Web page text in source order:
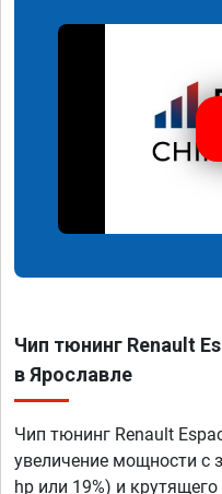
Чип тюнинг Renault
в Ярославле
Чип тюнинг Renault
увеличение мощности с
hp или 19%) и